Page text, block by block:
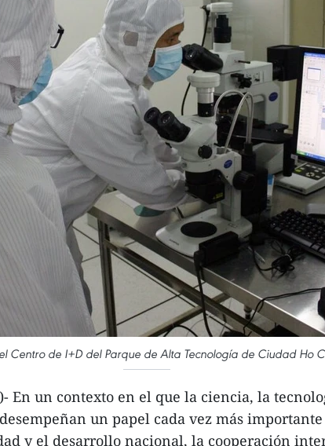
Centro de I+D del Parque de Alta Tecnología de Ciudad Ho
En un contexto en el que la ciencia, la
un papel cada vez más
y el desarrollo nacional, la cooperación